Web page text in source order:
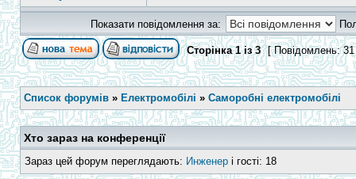
Показати повідомлення за:
Сторінка1із3 [ Повідомлень:
Список форумів » Електромобілі » Саморобні електромобілі
Хто зараз на конференції
Зараз цей форум переглядають: Инженер і гості: 18